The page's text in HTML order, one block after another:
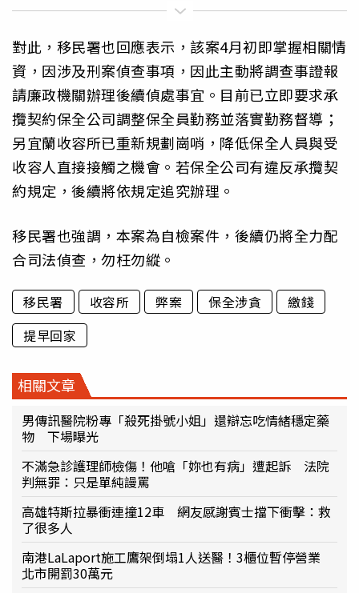
對此，移民署也回應表示，該案4月初即掌握相關情
資，因涉及刑案偵查事項，因此主動將調查事證報
請廉政機關辦理後續偵處事宜。目前已立即要求承
攬契約保全公司調整保全員勤務並落實勤務督導；
另宜蘭收容所已重新規劃崗哨，降低保全人員與受
收容人直接接觸之機會。若保全公司有違反承攬契
約規定，後續將依規定追究辦理。
移民署也強調，本案為自檢案件，後續仍將全力配
合司法偵查，勿枉勿縱。
移民署 收容所 弊案 保全涉貪
繳錢
提早回家
相關文章
男傳訊醫院粉專「殺死掛號小姐」還辯忘吃情緒穩定藥
物 下場曝光
不滿急診護理師檢傷！他嗆「妳也有病」遭起訴 法院
判無罪：只是單純謾罵
高雄特斯拉暴衝連撞12車 網友感謝賓士擋下衝擊：救
了很多人
南港LaLaport施工鷹架倒塌1人送醫！3櫃位暫停營業
北市開罰30萬元